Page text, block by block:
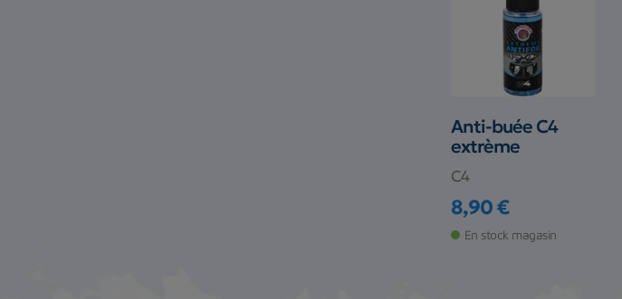
Anti-buée C4
extrème
C4
Prix
8,90 €
En stock magasin